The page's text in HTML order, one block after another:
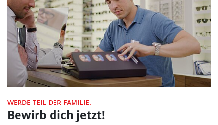
WERDE TEIL DER FAMILIE.
Bewirb dich jetzt!